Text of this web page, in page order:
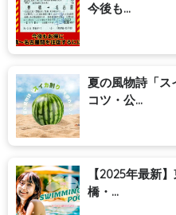
今後も...
夏の風物詩「ス
コツ・公...
【2025年最新
橋・...